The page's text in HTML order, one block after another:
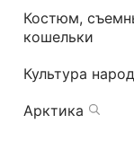
Костюм,
кошельки
Культура
Арктика